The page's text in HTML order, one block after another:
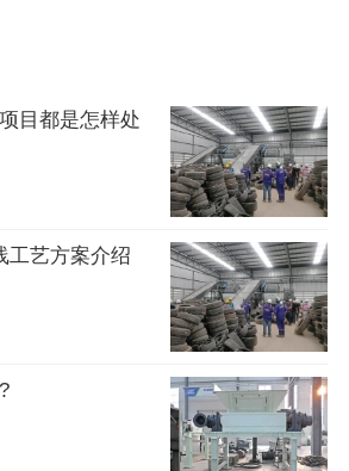
目都是怎样处
工艺方案介绍